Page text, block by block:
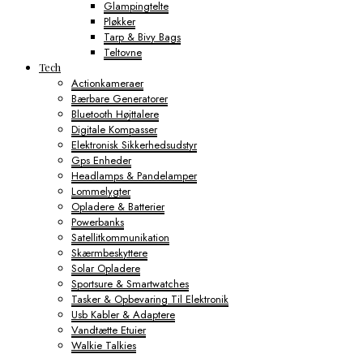
Glampingtelte
Pløkker
Tarp & Bivy Bags
Teltovne
Tech
Actionkameraer
Bærbare Generatorer
Bluetooth Højttalere
Digitale Kompasser
Elektronisk Sikkerhedsudstyr
Gps Enheder
Headlamps & Pandelamper
Lommelygter
Opladere & Batterier
Powerbanks
Satellitkommunikation
Skærmbeskyttere
Solar Opladere
Sportsure & Smartwatches
Tasker & Opbevaring Til Elektronik
Usb Kabler & Adaptere
Vandtætte Etuier
Walkie Talkies